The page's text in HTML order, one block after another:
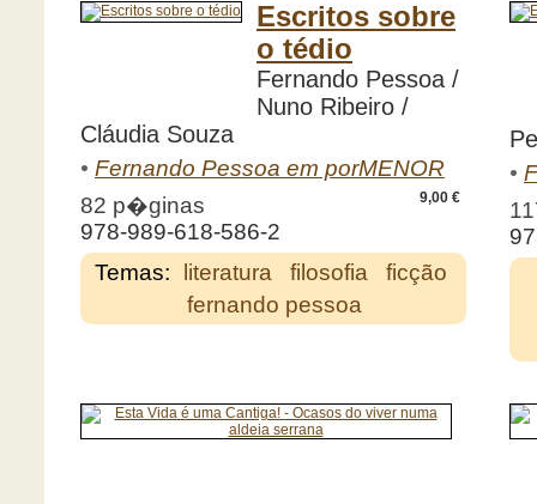
Escritos sobre
o tédio
Fernando Pessoa /
Nuno Ribeiro /
Cláudia Souza
• Fernando Pessoa em porMENOR
9,00 €
82 p�ginas
978-989-618-586-2
Temas:
literatura filosofia
ficção
fernando pessoa
•